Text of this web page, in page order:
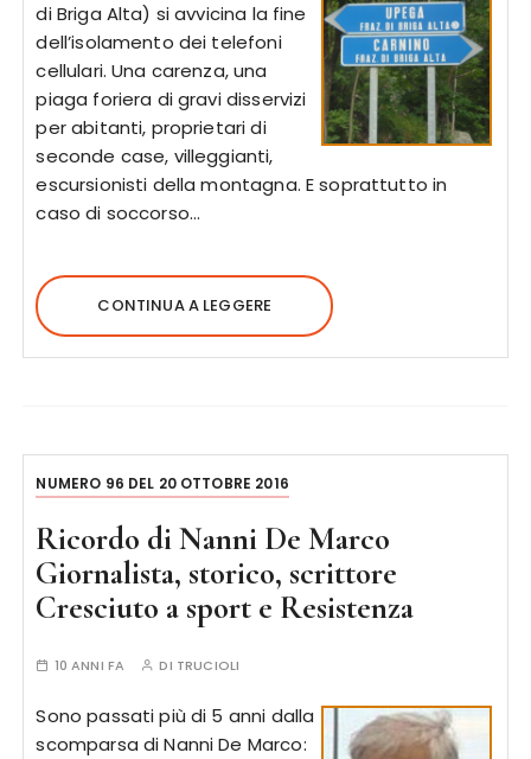
di Briga Alta) si avvicina la fine
dell’isolamento dei telefoni
cellulari. Una carenza, una
piaga foriera di gravi disservizi
per abitanti, proprietari di
seconde case, villeggianti,
escursionisti della montagna. E soprattutto in
caso di soccorso…
CONTINUA A LEGGERE
NUMERO 96 DEL 20 OTTOBRE 2016
Ricordo di Nanni De Marco
Giornalista, storico, scrittore
Cresciuto a sport e Resistenza
10 ANNI FA DI TRUCIOLI
Sono passati più di 5 anni dalla
scomparsa di Nanni De Marco: